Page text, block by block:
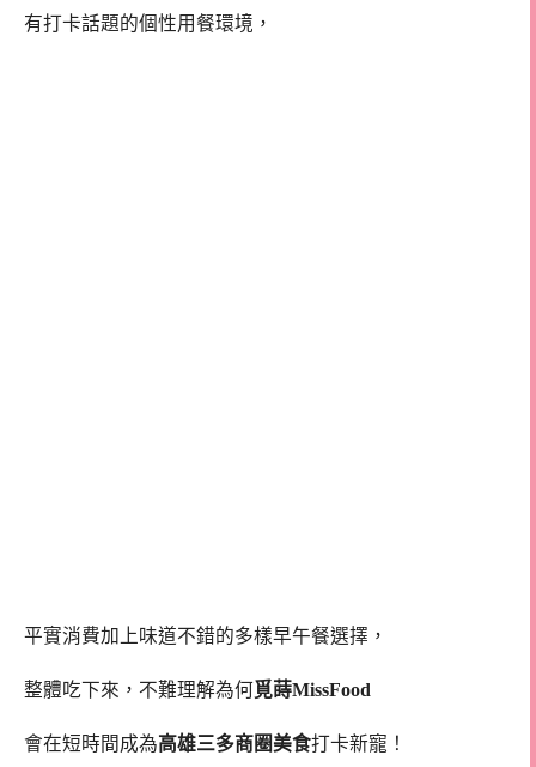
有打卡話題的個性用餐環境，
平實消費加上味道不錯的多樣早午餐選擇，
整體吃下來，不難理解為何覓蒔MissFood
會在短時間成為高雄三多商圈美食打卡新寵！